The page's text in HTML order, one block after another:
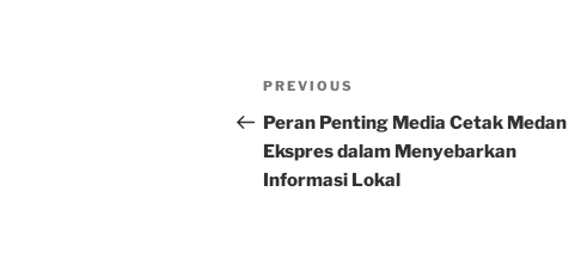
Post
navigation
Previous
Post
PREVIOUS
Peran Penting Media Cetak Medan
Ekspres dalam Menyebarkan
Informasi Lokal